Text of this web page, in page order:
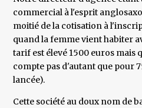
commercial à l'esprit
moitié de la cotisation à
quand la femme vient habiter
tarif est élevé 1500 euros mais
compte pas d'autant que pour
lancée).
Cette société au doux nom de